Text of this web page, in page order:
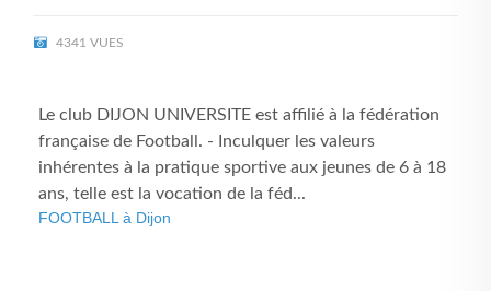
4341 VUES
Le club DIJON UNIVERSITE est affilié à la fédération
française de Football. - Inculquer les valeurs
inhérentes à la pratique sportive aux jeunes de 6 à 18
ans, telle est la vocation de la féd...
FOOTBALL à Dijon